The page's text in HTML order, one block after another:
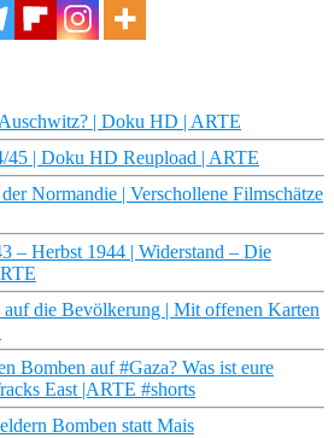
| Doku HD | ARTE
45 | Doku HD Reupload | ARTE
Normandie | Verschollene Filmschätze
– Herbst 1944 | Widerstand – Die
die Bevölkerung | Mit offenen Karten
Bomben auf #Gaza? Was ist eure
East |ARTE #shorts
Bomben statt Mais